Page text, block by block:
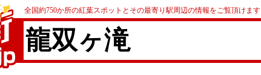
全国約750か所の紅葉スポットとその最寄り駅周辺の情報をご覧頂けます
龍双ヶ滝